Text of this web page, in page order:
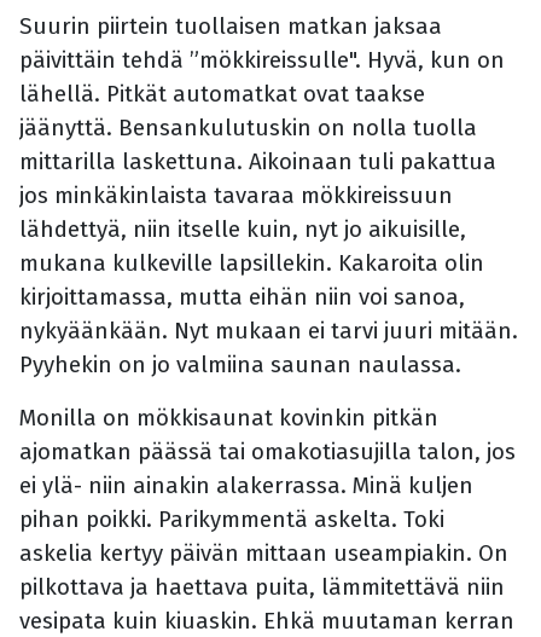
Suurin piirtein tuollaisen matkan jaksaa
päivittäin tehdä ”mökkireissulle". Hyvä, kun on
lähellä. Pitkät automatkat ovat taakse
jäänyttä. Bensankulutuskin on nolla tuolla
mittarilla laskettuna. Aikoinaan tuli pakattua
jos minkäkinlaista tavaraa mökkireissuun
lähdettyä, niin itselle kuin, nyt jo aikuisille,
mukana kulkeville lapsillekin. Kakaroita olin
kirjoittamassa, mutta eihän niin voi sanoa,
nykyäänkään. Nyt mukaan ei tarvi juuri mitään.
Pyyhekin on jo valmiina saunan naulassa.
Monilla on mökkisaunat kovinkin pitkän
ajomatkan päässä tai omakotiasujilla talon, jos
ei ylä- niin ainakin alakerrassa. Minä kuljen
pihan poikki. Parikymmentä askelta. Toki
askelia kertyy päivän mittaan useampiakin. On
pilkottava ja haettava puita, lämmitettävä niin
vesipata kuin kiuaskin. Ehkä muutaman kerran